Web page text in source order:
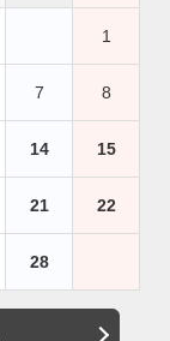
1
7 8
14 15
21 22
28